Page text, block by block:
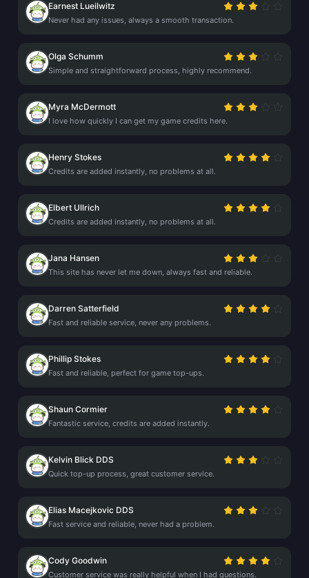
Earnest Lueilwitz
Never had any issues, always a smooth transaction.
Olga Schumm
Simple and straightforward process, highly recommend.
Myra McDermott
I love how quickly I can get my game credits here.
Henry Stokes
Credits are added instantly, no problems at all.
Elbert Ullrich
Credits are added instantly, no problems at all.
Jana Hansen
This site has never let me down, always fast and reliable.
Darren Satterfield
Fast and reliable service, never any problems.
Phillip Stokes
Fast and reliable, perfect for game top-ups.
Shaun Cormier
Fantastic service, credits are added instantly.
Kelvin Blick DDS
Quick top-up process, great customer service.
Elias Macejkovic DDS
Fast service and reliable, never had a problem.
Cody Goodwin
Customer service was really helpful when I had questions.